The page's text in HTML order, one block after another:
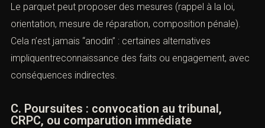
Le parquet peut proposer des mesures (rappel à la loi,
orientation, mesure de réparation, composition pénale).
Cela n’est jamais “anodin” : certaines alternatives
impliquentreconnaissance des faits ou engagement, avec
conséquences indirectes.
C. Poursuites : convocation au tribunal,
CRPC, ou comparution immédiate